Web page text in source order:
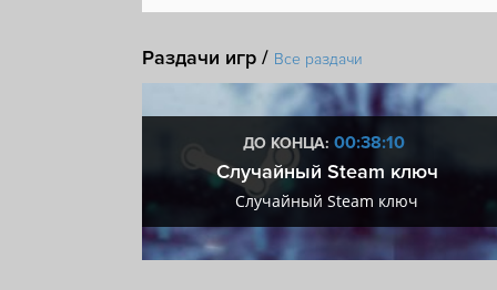
Раздачи игр / Все раздачи
ДО КОНЦА: 00:38:09
Случайный Steam ключ
Случайный Steam ключ